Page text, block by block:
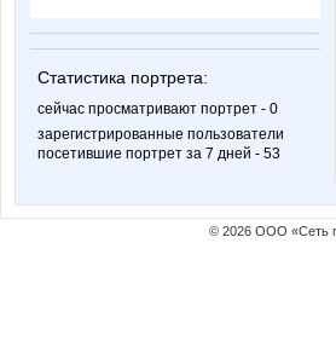
Статистика портрета:
сейчас просматривают портрет - 0
зарегистрированные пользователи
посетившие портрет за 7 дней - 53
© 2026 ООО «Сеть